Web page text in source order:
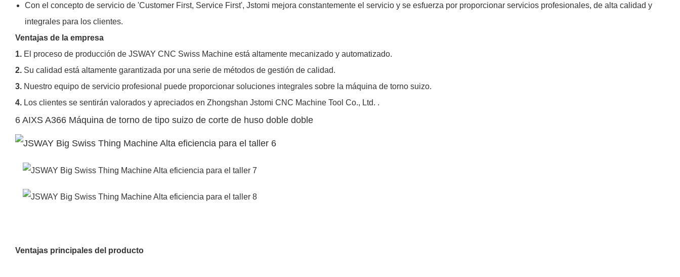
Con el concepto de servicio de 'Customer First, Service First', Jstomi mejora constantemente el servicio y se esfuerza por proporcionar servicios profesionales, de alta calidad y
integrales para los clientes.
Ventajas de la empresa
1. El proceso de producción de JSWAY CNC Swiss Machine está altamente mecanizado y automatizado.
2. Su calidad está altamente garantizada por una serie de métodos de gestión de calidad.
3. Nuestro equipo de servicio profesional puede proporcionar soluciones integrales sobre la máquina de torno suizo.
4. Los clientes se sentirán valorados y apreciados en Zhongshan Jstomi CNC Machine Tool Co., Ltd. .
6 AIXS A366 Máquina de torno de tipo suizo de corte de huso doble doble
Ventajas principales del producto